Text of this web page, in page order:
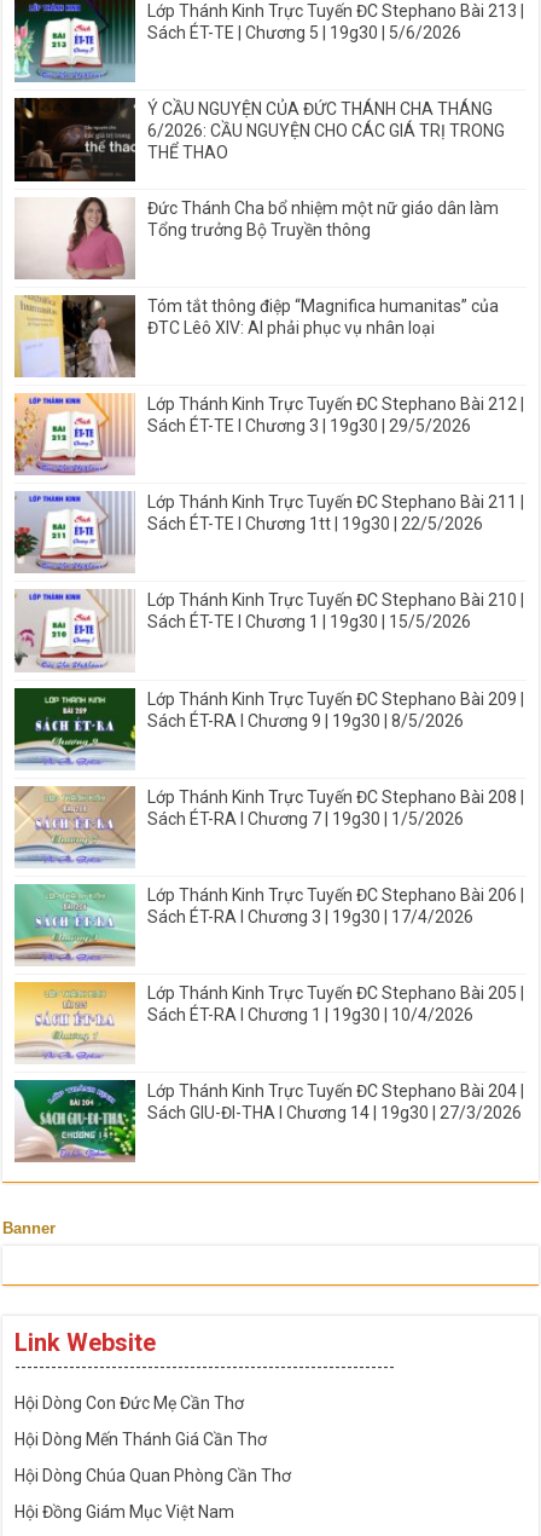
Lớp Thánh Kinh Trực Tuyến ĐC Stephano Bài 213 |
Sách ÉT-TE | Chương 5 | 19g30 | 5/6/2026
Ý CẦU NGUYỆN CỦA ĐỨC THÁNH CHA THÁNG
6/2026: CẦU NGUYỆN CHO CÁC GIÁ TRỊ TRONG
THỂ THAO
Đức Thánh Cha bổ nhiệm một nữ giáo dân làm
Tổng trưởng Bộ Truyền thông
Tóm tắt thông điệp “Magnifica humanitas” của
ĐTC Lêô XIV: AI phải phục vụ nhân loại
Lớp Thánh Kinh Trực Tuyến ĐC Stephano Bài 212 |
Sách ÉT-TE I Chương 3 | 19g30 | 29/5/2026
Lớp Thánh Kinh Trực Tuyến ĐC Stephano Bài 211 |
Sách ÉT-TE I Chương 1tt | 19g30 | 22/5/2026
Lớp Thánh Kinh Trực Tuyến ĐC Stephano Bài 210 |
Sách ÉT-TE I Chương 1 | 19g30 | 15/5/2026
Lớp Thánh Kinh Trực Tuyến ĐC Stephano Bài 209 |
Sách ÉT-RA I Chương 9 | 19g30 | 8/5/2026
Lớp Thánh Kinh Trực Tuyến ĐC Stephano Bài 208 |
Sách ÉT-RA I Chương 7 | 19g30 | 1/5/2026
Lớp Thánh Kinh Trực Tuyến ĐC Stephano Bài 206 |
Sách ÉT-RA I Chương 3 | 19g30 | 17/4/2026
Lớp Thánh Kinh Trực Tuyến ĐC Stephano Bài 205 |
Sách ÉT-RA I Chương 1 | 19g30 | 10/4/2026
Lớp Thánh Kinh Trực Tuyến ĐC Stephano Bài 204 |
Sách GIU-ĐI-THA I Chương 14 | 19g30 | 27/3/2026
Banner
Link Website
---------------------------------------------------------------
Hội Dòng Con Đức Mẹ Cần Thơ
Hội Dòng Mến Thánh Giá Cần Thơ
Hội Dòng Chúa Quan Phòng Cần Thơ
Hội Đồng Giám Mục Việt Nam